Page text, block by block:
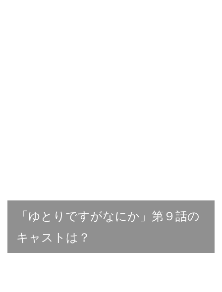
「ゆとりですがなにか」第９話の
キャストは？